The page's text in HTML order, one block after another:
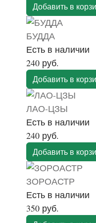
Добавить в
БУДДА
Есть в наличии
240 руб.
Добавить в
ЛАО-ЦЗЫ
Есть в наличии
240 руб.
Добавить в
ЗОРОАСТР
Есть в наличии
350 руб.